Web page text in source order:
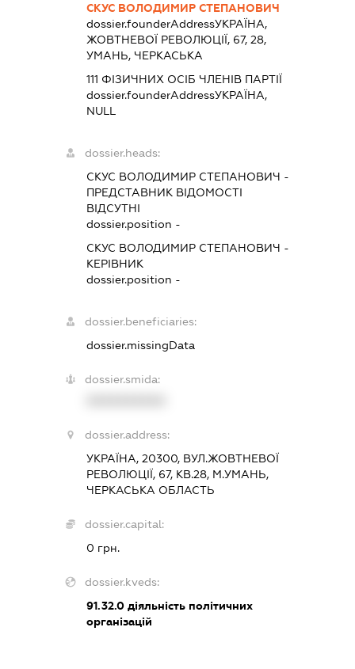
СКУС ВОЛОДИМИР СТЕПАНОВИЧ
dossier.founderAddressУКРАЇНА,
ЖОВТНЕВОЇ РЕВОЛЮЦІЇ, 67, 28,
УМАНЬ, ЧЕРКАСЬКА
111 ФІЗИЧНИХ ОСІБ ЧЛЕНІВ ПАРТІЇ
dossier.founderAddressУКРАЇНА,
NULL
dossier.heads:
СКУС ВОЛОДИМИР СТЕПАНОВИЧ -
ПРЕДСТАВНИК ВІДОМОСТІ
ВІДСУТНІ
dossier.position -
СКУС ВОЛОДИМИР СТЕПАНОВИЧ -
КЕРІВНИК
dossier.position -
dossier.beneficiaries:
dossier.missingData
dossier.smida:
dossier.address:
УКРАЇНА, 20300, ВУЛ.ЖОВТНЕВОЇ
РЕВОЛЮЦІЇ, 67, КВ.28, М.УМАНЬ,
ЧЕРКАСЬКА ОБЛАСТЬ
dossier.capital:
0 грн.
dossier.kveds:
91.32.0 діяльність політичних
організацій